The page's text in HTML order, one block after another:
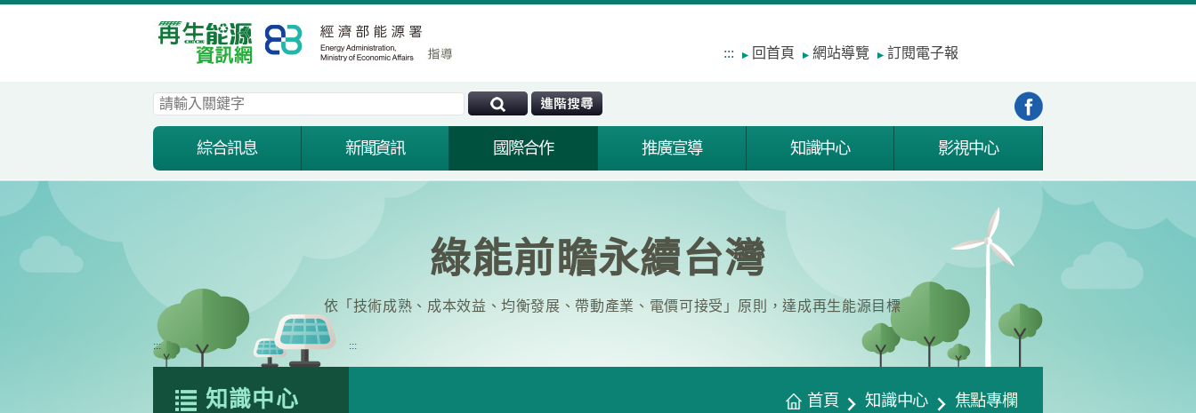
跳
::: 回首頁 網站導覽 訂閱電子報
綜合訊息 新聞資訊 國際合作 推廣宣導 知識中心 影視中心
綠能前瞻永續台灣
依「技術成熟、成本效益、均衡發展、帶動產業、電價可接受」原則，達成再生能源目標
:::
知識中心
:::
首頁 知識中心 焦點專欄